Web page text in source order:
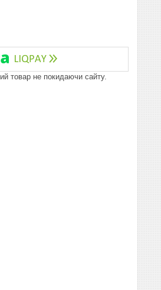
товар не покидаючи сайту.